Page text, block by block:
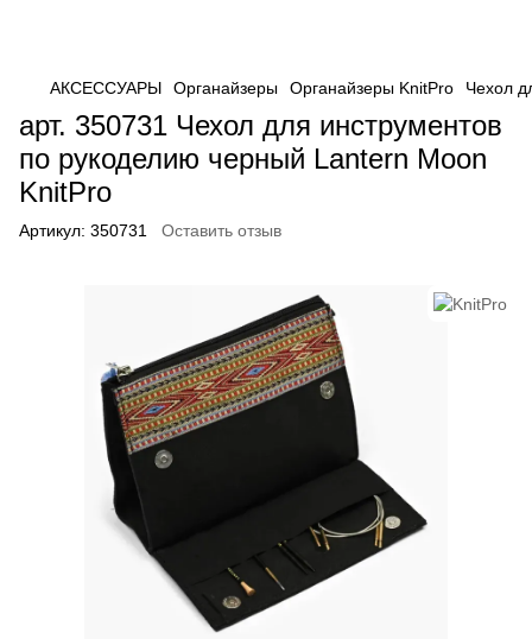
АКСЕССУАРЫ Органайзеры Органайзеры KnitPro Чехол
арт. 350731 Чехол для инструментов
по рукоделию черный Lantern Moon
KnitPro
Артикул: 350731 Оставить отзыв